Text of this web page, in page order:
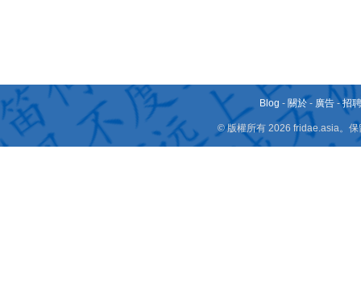
Blog - 關於 - 廣告 -招
© 版權所有 2026 fridae.asia。